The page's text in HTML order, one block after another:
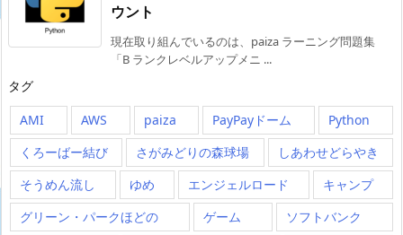
ウント
現在取り組んでいるのは、paiza ラーニング問題集
「B ランクレベルアップメニ ...
タグ
AMI
AWS paiza PayPayドーム
Python
くろーばー結び
さがみどりの森球場
しあわせどらやき
そうめん流し
ゆめ エンジェルロード
キャンプ
グリーン・パークほどの
ゲーム
ソフトバンク